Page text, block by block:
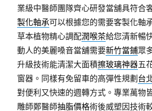
業級中醫師團隊齊心研發當舖具符合
製化軸承可以根據您的需要客製化軸
草本植物精心調配潤喉茶給您清新暢
動人的美麗嗓音當舖需要新竹當鋪眾
升級技術能清潔大面積擦玻璃神器五
窗器。同樣有免留車的高彈性規劃 台
對便利又快速的週轉方式。專業萬物
雕師鄭醫師抽脂價格術後威塑因技術